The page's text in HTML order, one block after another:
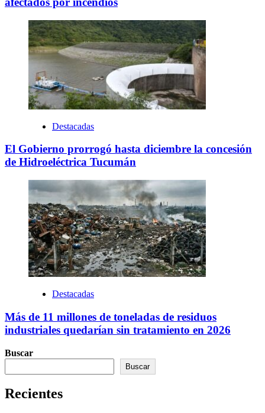
Destacadas
El Gobierno prorrogó hasta diciembre la concesión
de Hidroeléctrica Tucumán
Destacadas
Más de 11 millones de toneladas de residuos
industriales quedarían sin tratamiento en 2026
Buscar
Buscar
Recientes